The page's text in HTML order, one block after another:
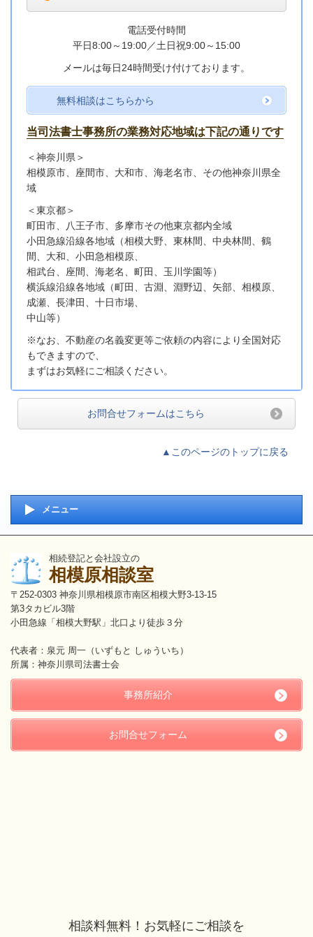
電話受付時間
平日8:00～19:00／土日祝9:00～15:00
メールは毎日24時間受け付けております。
無料相談はこちらから
当司法書士事務所の業務対応地域は下記の通りです
＜神奈川県＞
相模原市、座間市、大和市、海老名市、その他神奈川県全
域
＜東京都＞
町田市、八王子市、多摩市その他東京都内全域
小田急線沿線各地域 （相模大野、東林間、中央林間、鶴
間、大和、小田急相模原、
相武台、座間、海老名、町田、玉川学園等）
横浜線沿線各地域（町田、古淵、淵野辺、矢部、相模原、
成瀬、長津田、十日市場、
中山等）
※なお、不動産の名義変更等ご依頼の内容により全国対応
もできますので、
まずはお気軽にご相談ください。
お問合せフォームはこちら
▲このページのトップに戻る
メニュー
相続登記と会社設立の
相模原相談室
〒252-0303 神奈川県相模原市南区相模大野3-13-15
第3タカビル3階
小田急線「相模大野駅」北口より徒歩３分
代表者：泉元 周一（いずもと しゅういち）
所属：神奈川県司法書士会
事務所紹介
お問合せフォーム
相談料無料！お気軽にご相談を